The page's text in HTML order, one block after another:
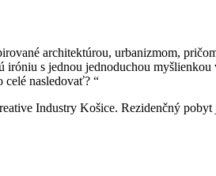
architektúrou, urbanizmom,
s jednou jednoduchou myšlienkou
celé nasledovať? “
Industry Košice. Rezidenčný